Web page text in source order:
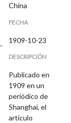
China
FECHA
1909-10-23
DESCRIPCIÓN
Publicado en
1909 en un
periódico de
Shanghai, el
artículo